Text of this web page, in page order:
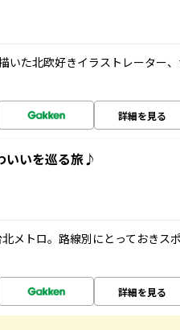
いた北欧好きイラストレーター
詳細を見る
いいを巡る旅♪
メトロ。路線別にとっておきスポ
詳細を見る